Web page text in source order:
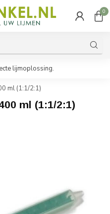
0
lijmoplossing.
ml (1:1/2:1)
ml (1:1/2:1)